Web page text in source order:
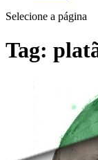
Selecione a página
Tag: